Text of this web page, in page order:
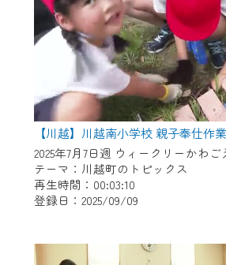
【川越】川越南小学校 親子奉仕作業
2025年7月7日週 ウィークリーかわ
テーマ：川越町のトピックス
再生時間：00:03:10
登録日：2025/09/09